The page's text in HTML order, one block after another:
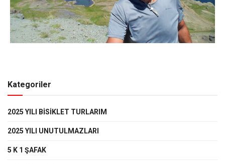
Kategoriler
2025 YILI BISIKLET TURLARIM
2025 YILI UNUTULMAZLARI
5 K 1 ŞAFAK